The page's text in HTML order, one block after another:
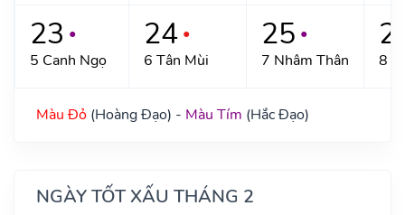
23 ●
5 Canh Ngọ
24 ●
6 Tân Mùi
25 ●
7 Nhâm Thân 8
Màu Đỏ (Hoàng Đạo) - Màu Tím (Hắc Đạo)
NGÀY TỐT XẤU THÁNG 2